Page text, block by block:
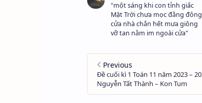
"một sáng khi con tỉnh giấc
Mặt Trời chưa mọc đằng đông
cửa nhà chắn hết mưa giông
vỡ tan nằm im ngoài cửa"